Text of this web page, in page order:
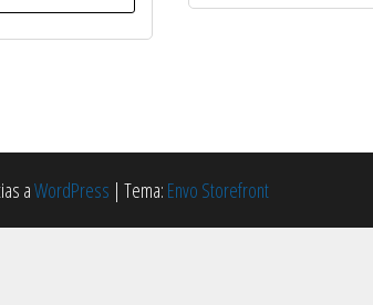
aWordPress | Tema: Envo Storefront